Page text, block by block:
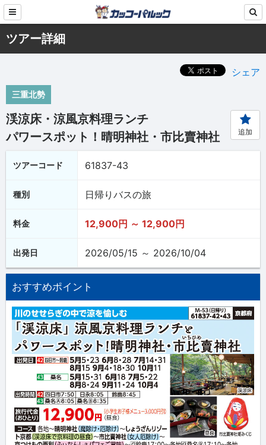
ツアー詳細
シェア
三重北勢
渓涼床・涼風京料理ランチ
パワースポット！晴明神社・市比賣神社
追加
ツアーコード 61837-43
種別 日帰りバスの旅
料金 12,900円 ～ 12,900円
出発日 2026/05/15 ～ 2026/10/04
おすすめポイント